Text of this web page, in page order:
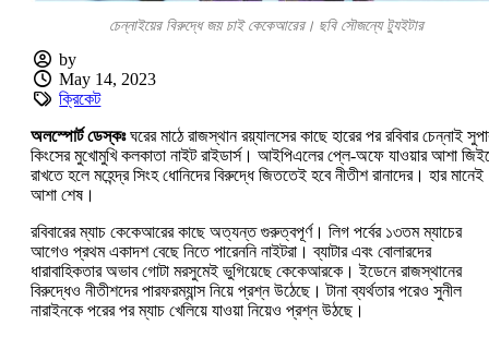
চেন্নাইয়ের বিরুদ্ধে জয় চাই কেকেআরের। ছবি সৌজন্যে ট্যুইটার
by
May 14, 2023
ক্রিকেট
অলস্পোর্ট ডেস্কঃঘরের মাঠে রাজস্থান রয়্যালসের কাছে হারের পর রবিবার চেন্নাই
কিংসের মুখোমুখি কলকাতা নাইট রাইডার্স। আইপিএলের প্লে-অফে যাওয়ার আশা
রাখতে হলে মহেন্দ্র সিংহ ধোনিদের বিরুদ্ধে জিততেই হবে নীতীশ রানাদের। হার মানেই
আশা শেষ।
রবিবারের ম্যাচ কেকেআরের কাছে অত্যন্ত গুরুত্বপূর্ণ। লিগ পর্বের ১৩তম ম্যাচের
আগেও প্রথম একাদশ বেছে নিতে পারেননি নাইটরা। ব্যাটার এবং বোলারদের
ধারাবাহিকতার অভাব গোটা মরসুমেই ভুগিয়েছে কেকেআরকে। ইডেনে রাজস্থানের
বিরুদ্ধেও নীতীশদের পারফরম্যান্স নিয়ে প্রশ্ন উঠেছে। টানা ব্যর্থতার পরেও সুনীল
নারাইনকে পরের পর ম্যাচ খেলিয়ে যাওয়া নিয়েও প্রশ্ন উঠছে।